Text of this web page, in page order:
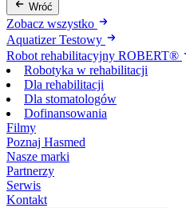
Wróć
Zobacz wszystko
Aquatizer Testowy
Robot rehabilitacyjny ROBERT®
Robotyka w rehabilitacji
Dla rehabilitacji
Dla stomatologów
Dofinansowania
Filmy
Poznaj Hasmed
Nasze marki
Partnerzy
Serwis
Kontakt